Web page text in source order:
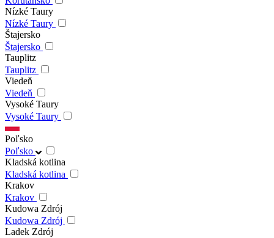
Nízké Taury
Nízké Taury
Štajersko
Štajersko
Tauplitz
Tauplitz
Viedeň
Viedeň
Vysoké Taury
Vysoké Taury
Poľsko
Poľsko
Kladská kotlina
Kladská kotlina
Krakov
Krakov
Kudowa Zdrój
Kudowa Zdrój
Ladek Zdrój